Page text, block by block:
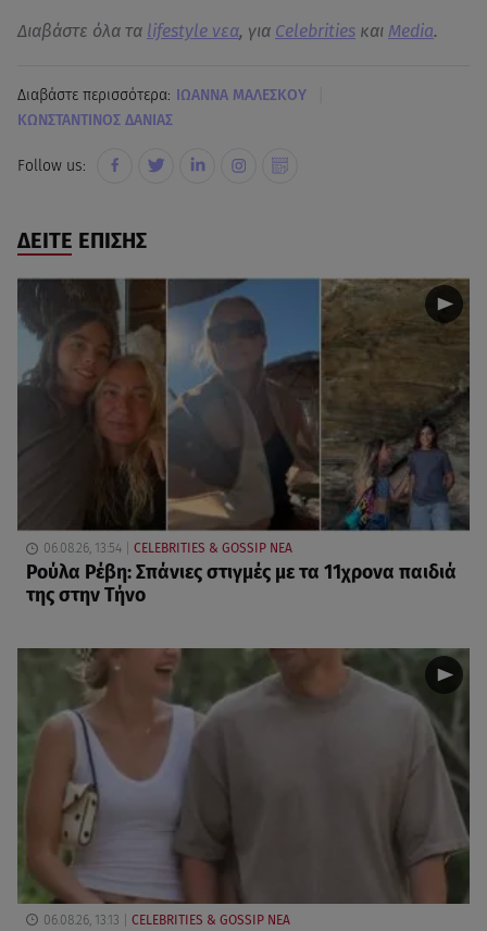
Διαβάστε όλα τα lifestyle νεα, για Celebrities και Media.
Διαβάστε περισσότερα: ΙΩΑΝΝΑ ΜΑΛΕΣΚΟΥ
ΚΩΝΣΤΑΝΤΙΝΟΣ ΔΑΝΙΑΣ
Follow us:
ΔΕΙΤΕ ΕΠΙΣΗΣ
06.08.26, 13:54 CELEBRITIES & GOSSIP ΝΕΑ
Ρούλα Ρέβη: Σπάνιες στιγμές με τα 11χρονα παιδιά
της στην Τήνο
06.08.26, 13:13 CELEBRITIES & GOSSIP ΝΕΑ